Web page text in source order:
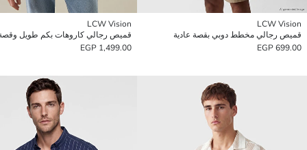
LCW Vision
قميص رجالي مخطط دوبي بقصة عادية
699.00 EGP
LCW Vision
1,499.00 EGP